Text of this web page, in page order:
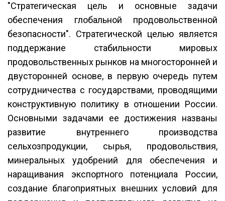
"Стратегическая цель и основные задачи
обеспечения глобальной продовольственной
безопасности". Стратегической целью является
поддержание стабильности мировых
продовольственных рынков на многосторонней и
двусторонней основе, в первую очередь путем
сотрудничества с государствами, проводящими
конструктивную политику в отношении России.
Основными задачами ее достижения названы
развитие внутреннего производства
сельхозпродукции, сырья, продовольствия,
минеральных удобрений для обеспечения и
наращивания экспортного потенциала России,
создание благоприятных внешних условий для